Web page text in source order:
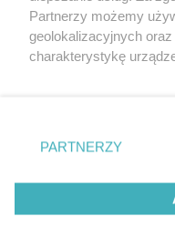
Partnerzy możemy
geolokalizacyjnych
charakterystykę
zmienić/wycofać
znajdujący się w
rodzaje przetwarzania
użytkownika, ale masz
przetwarzaniu.
PARTNERZY